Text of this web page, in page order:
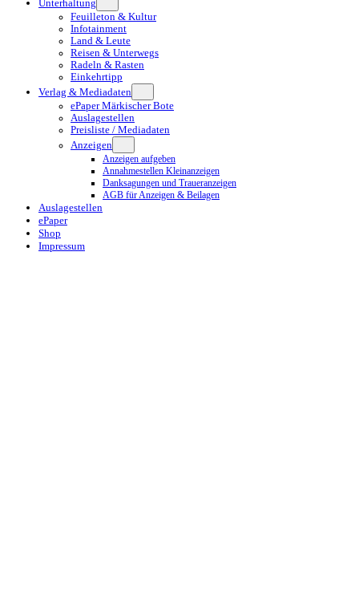
Unterhaltung
Feuilleton & Kultur
Infotainment
Land & Leute
Reisen & Unterwegs
Radeln & Rasten
Einkehrtipp
Verlag & Mediadaten
ePaper Märkischer Bote
Auslagestellen
Preisliste / Mediadaten
Anzeigen
Anzeigen aufgeben
Annahmestellen Kleinanzeigen
Danksagungen und Traueranzeigen
AGB für Anzeigen & Beilagen
Auslagestellen
ePaper
Shop
Impressum